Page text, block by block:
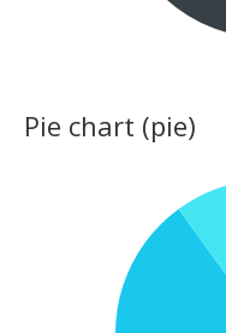
Pie chart (pie)